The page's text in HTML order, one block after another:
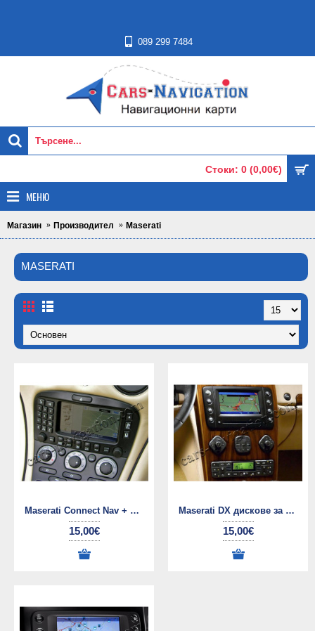
089 299 7484
Стоки: 0 (0,00€)
МЕНЮ
Магазин Производител Maserati
MASERATI
Maserati Connect Nav + NIT (G1) диск за навигация
15,00€
Maserati DX дискове за навигация
15,00€